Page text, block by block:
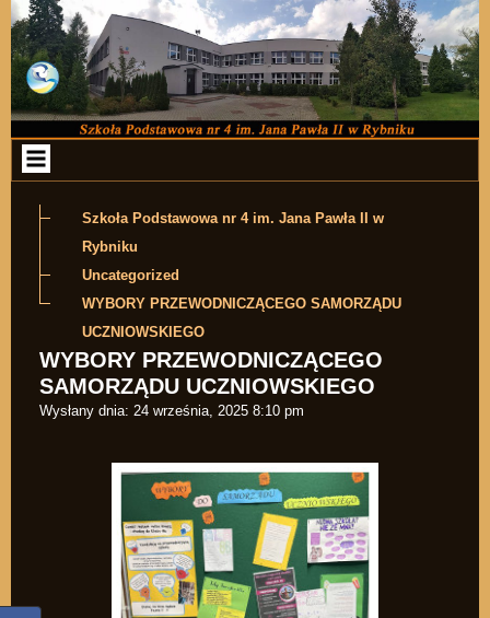
Przejdź do zawartości
Szkoła Podstawowa nr 4 im. Jana Pawła II w
Rybniku
Uncategorized
WYBORY PRZEWODNICZĄCEGO SAMORZĄDU
UCZNIOWSKIEGO
WYBORY PRZEWODNICZĄCEGO
SAMORZĄDU UCZNIOWSKIEGO
Wysłany dnia: 24 września, 2025 8:10 pm